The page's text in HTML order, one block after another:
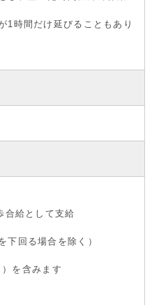
1時間だけ延びることもあり
給として支給
下回る場合を除く）
を含みます